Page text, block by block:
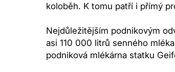
koloběh. K tomu patří i přímý
Nejdůležitějším podnikovým
asi 110 000 litrů senného
podniková mlékárna statku